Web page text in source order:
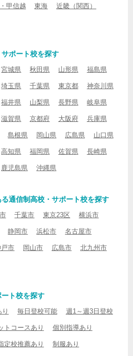
甲信越 東海 近畿（関西）
ポート校を探す
宮城県 秋田県 山形県 福島県
埼玉県 千葉県 東京都 神奈川県
福井県 山梨県 長野県 岐阜県
滋賀県 京都府 大阪府 兵庫県
島根県 岡山県 広島県 山口県
高知県 福岡県 佐賀県 長崎県
鹿児島県 沖縄県
通信制高校・サポート校を探す
千葉市 東京23区 横浜市
静岡市 浜松市 名古屋市
市 岡山市 広島市 北九州市
ト校を探す
毎日登校可能 週1～週3日登校
トコースあり 個別指導あり
定校推薦あり 制服あり